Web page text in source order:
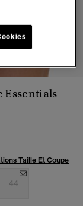
Essentials
Taille Et Coupe
44